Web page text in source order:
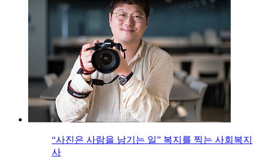
“사진은 사람을 남기는 일” 복지를 찍는 사회복지
사